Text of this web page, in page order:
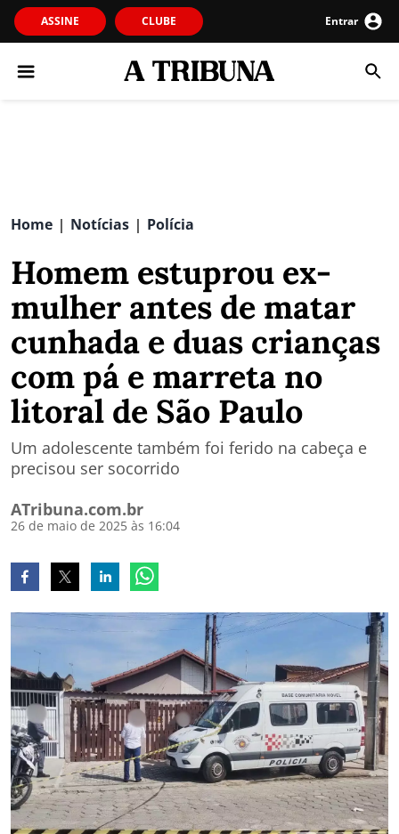
ASSINE CLUBE Entrar
Home | Notícias | Polícia
Homem estuprou ex-
mulher antes de matar
cunhada e duas crianças
com pá e marreta no
litoral de São Paulo
Um adolescente também foi ferido na cabeça e
precisou ser socorrido
ATribuna.com.br
26 de maio de 2025 às 16:04